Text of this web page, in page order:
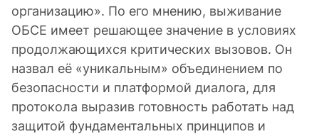
организацию». По его мнению, выживание
ОБСЕ имеет решающее значение в условиях
продолжающихся критических вызовов. Он
назвал её «уникальным» объединением по
безопасности и платформой диалога, для
протокола выразив готовность работать над
защитой фундаментальных принципов и